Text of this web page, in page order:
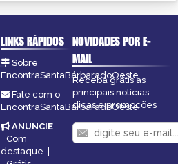
LINKS RÁPIDOS
Sobre
EncontraSantaBárbaradoOeste
Fale com o
EncontraSantaBárbaradoOeste
ANUNCIE:
Com
destaque |
NOVIDADES POR E-
MAIL
Receba grátis as
principais notícias,
dicas e promoções